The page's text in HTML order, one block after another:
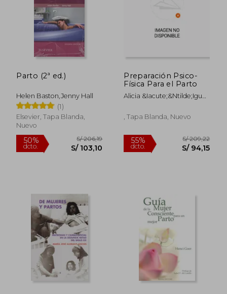
40%
dcto. S/ 88,06 dcto.
Parto (2ª ed.)
Helen Baston,Jenny Hall
(1)
Elsevier, Tapa Blanda,
Nuevo
Preparación Psico-
Física Para el Parto
Alicia &Iacute;&Ntilde;Iguez
Mar&Iacute;A De La Salud
Falc&Oacute; Lorente
, Tapa Blanda, Nuevo